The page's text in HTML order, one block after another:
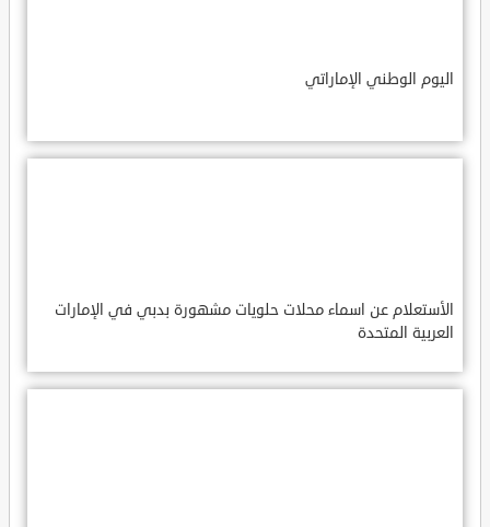
اليوم الوطني الإماراتي
الأستعلام عن اسماء محلات حلويات مشهورة بدبي في الإمارات
العربية المتحدة